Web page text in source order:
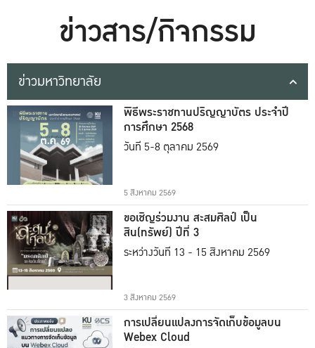
ข่าวสาร/กิจกรรม
ข่าวมหาวิทยาลัย
พิธีพระราชทานปริญญาบัตร ประจำปี
การศึกษา 2568
วันที่ 5-8 ตุลาคม 2569
5 สิงหาคม 2569
ขอเชิญร่วมงาน สะสมศิลป์ เป็น
สิน(ทรัพย์) ปีที่ 3
ระหว่างวันที่ 13 - 15 สิงหาคม 2569
3 สิงหาคม 2569
การเปลี่ยนแปลงการจัดเก็บข้อมูลบน
Webex Cloud